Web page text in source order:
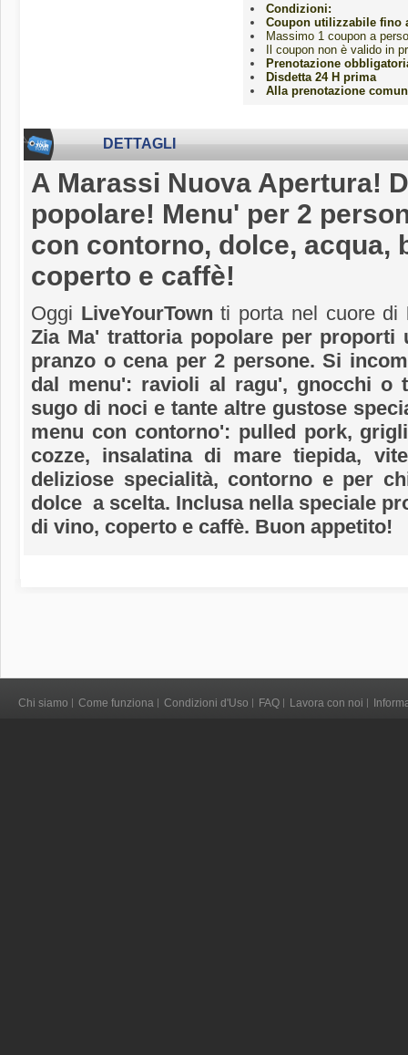
Condizioni:
Coupon utilizzabile fino
Massimo 1 coupon a
Il coupon non è valido in
Prenotazione
Disdetta 24 H prima
Alla prenotazione
DETTAGLI
A Marassi Nuova Apertura!
popolare! Menu' per 2
con contorno, dolce, acqua,
coperto e caffè!
Oggi LiveYourTown ti porta nel cuore di
Zia Ma' trattoria popolare per proporti
pranzo o cena per 2 persone. Si
dal menu': ravioli al ragu', gnocchi o
sugo di noci e tante altre gustose
menu con contorno': pulled pork,
cozze, insalatina di mare tiepida,
deliziose specialità, contorno e per
dolce a scelta. Inclusa nella speciale
di vino, coperto e caffè. Buon appetito!
Chi siamo Come funziona Condizioni d'Uso FAQ Lavora con noi